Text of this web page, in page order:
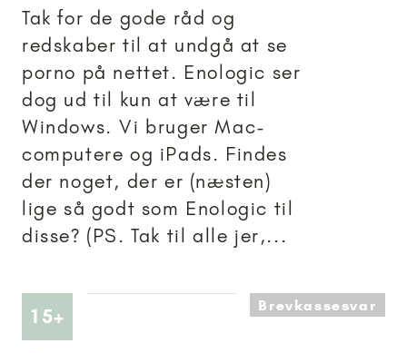
Tak for de gode råd og
redskaber til at undgå at se
porno på nettet. Enologic ser
dog ud til kun at være til
Windows. Vi bruger Mac-
computere og iPads. Findes
der noget, der er (næsten)
lige så godt som Enologic til
disse? (PS. Tak til alle jer,...
15+ Artikler anbefalet til 15+Brevkassesvar